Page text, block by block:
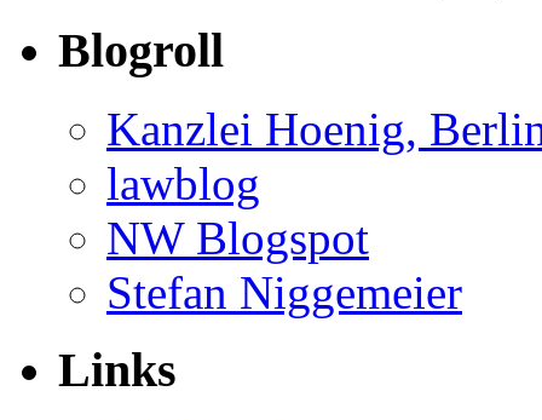
Blogroll
Kanzlei Hoenig,
lawblog
NW Blogspot
Stefan Niggemeier
Links